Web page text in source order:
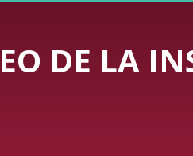
DE LA